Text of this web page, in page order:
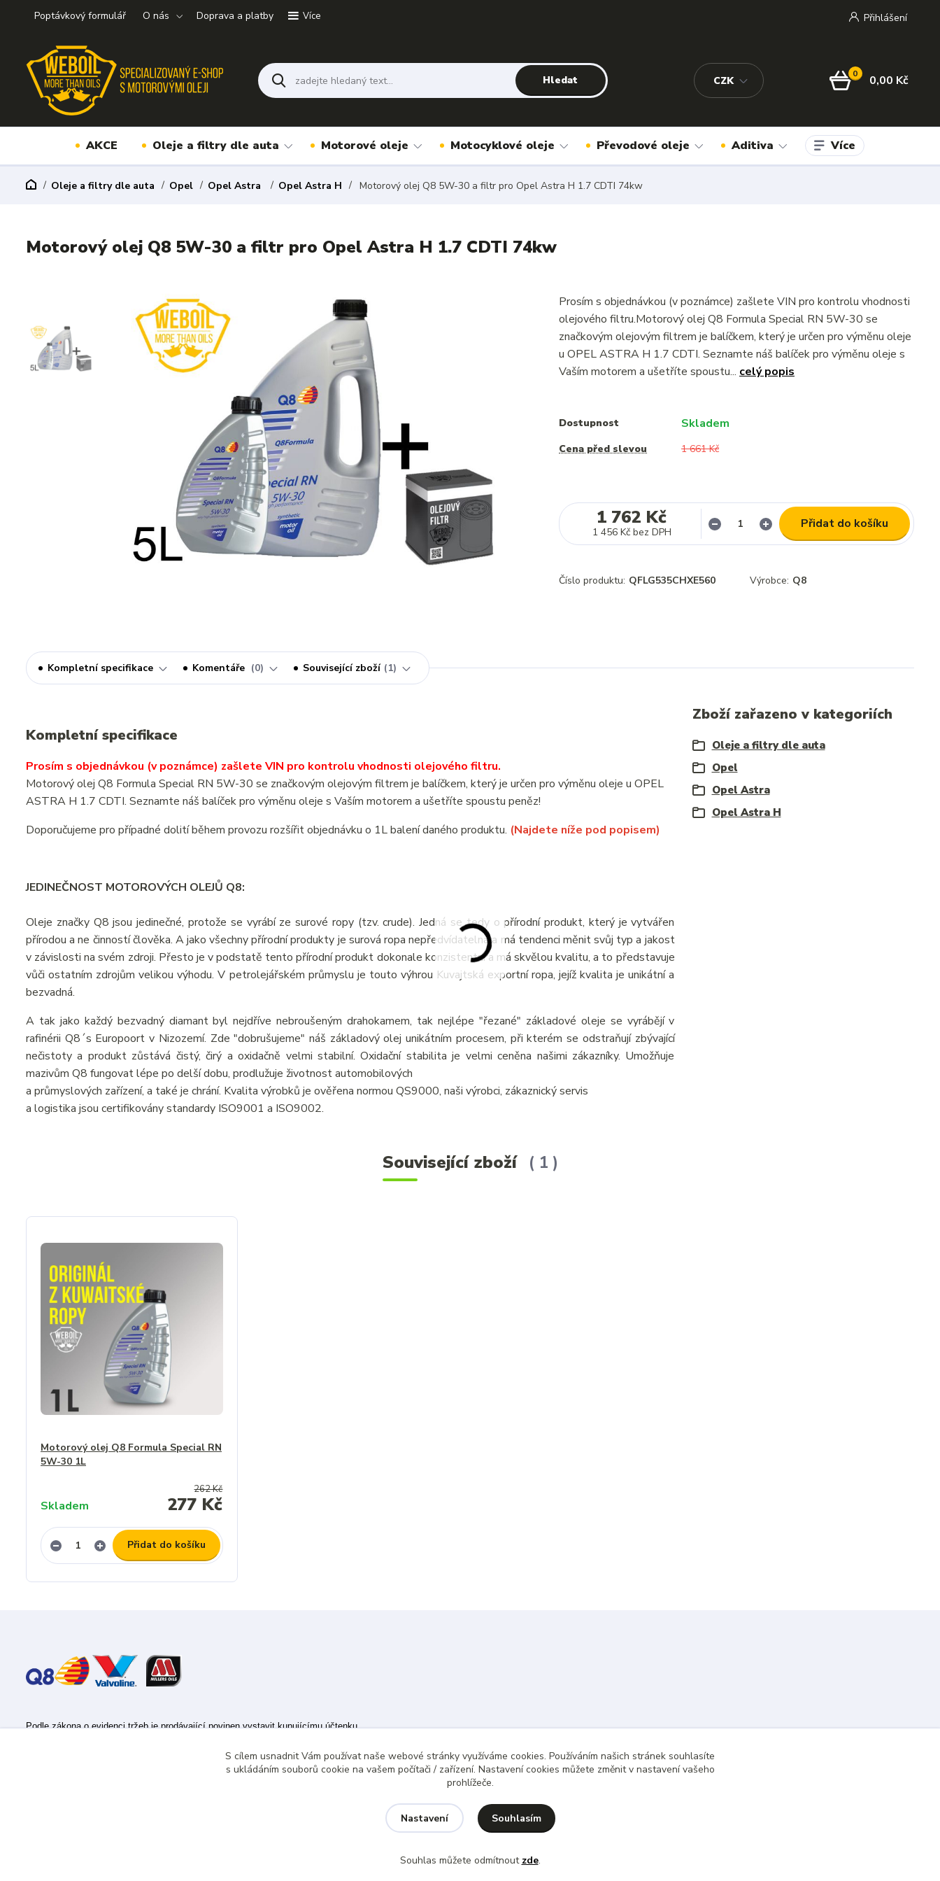
Poptávkový formulář O nás Doprava a platby Více
CZK
Přihlášení
Hledat 0 0,00 Kč
AKCE Oleje a filtry dle auta Motorové oleje Motocyklové oleje Převodové oleje Aditiva Více
Oleje a filtry dle auta Opel Opel Astra Opel Astra H Motorový olej Q8 5W-30 a filtr pro Opel Astra H 1.7 CDTI 74kw
Motorový olej Q8 5W-30 a filtr pro Opel Astra H 1.7 CDTI 74kw
Prosím s objednávkou (v poznámce) zašlete VIN pro kontrolu vhodnosti
olejového filtru.Motorový olej Q8 Formula Special RN 5W-30 se
značkovým olejovým filtrem je balíčkem, který je určen pro výměnu oleje
u OPEL ASTRA H 1.7 CDTI. Seznamte náš balíček pro výměnu oleje s
Vaším motorem a ušetříte spoustu... celý popis
Dostupnost Skladem
Cena před slevou 1 661 Kč
1 762 Kč
1 456 Kč bez DPH
Přidat do košíku
Číslo produktu: QFLG535CHXE560 Výrobce: Q8
Kompletní specifikace Komentáře 0 Související zboží 1
Kompletní specifikace
Prosím s objednávkou (v poznámce) zašlete VIN pro kontrolu vhodnosti olejového filtru.
Motorový olej Q8 Formula Special RN 5W-30 se značkovým olejovým filtrem je balíčkem, který je určen pro výměnu oleje u OPEL
ASTRA H 1.7 CDTI. Seznamte náš balíček pro výměnu oleje s Vaším motorem a ušetříte spoustu peněz!
Doporučujeme pro případné dolití během provozu rozšířit objednávku o 1L balení daného produktu. (Najdete níže pod popisem)
JEDINEČNOST MOTOROVÝCH OLEJŮ Q8:
Oleje značky Q8 jsou jedinečné, protože se vyrábí ze surové ropy (tzv. crude). Jedná se tedy o přírodní produkt, který je vytvářen
přírodou a ne činností člověka. A jako všechny přírodní produkty je surová ropa nepředvídatelná a má tendenci měnit svůj typ a jakost
v závislosti na svém zdroji. Přesto je v podstatě tento přírodní produkt dokonale konzistentní a má skvělou kvalitu, a to představuje
vůči ostatním zdrojům velikou výhodu. V petrolejářském průmyslu je touto výhrou Kuvajtská exportní ropa, jejíž kvalita je unikátní a
bezvadná.
A tak jako každý bezvadný diamant byl nejdříve nebroušeným drahokamem, tak nejlépe "řezané" základové oleje se vyrábějí v
rafinérii Q8´s Europoort v Nizozemí. Zde "dobrušujeme" náš základový olej unikátním procesem, při kterém se odstraňují zbývající
nečistoty a produkt zůstává čistý, čirý a oxidačně velmi stabilní. Oxidační stabilita je velmi ceněna našimi zákazníky. Umožňuje
mazivům Q8 fungovat lépe po delší dobu, prodlužuje životnost automobilových
a průmyslových zařízení, a také je chrání. Kvalita výrobků je ověřena normou QS9000, naši výrobci, zákaznický servis
a logistika jsou certifikovány standardy ISO9001 a ISO9002.
Zboží zařazeno v kategoriích
Oleje a filtry dle auta
Opel
Opel Astra
Opel Astra H
Související zboží 1
Motorový olej Q8 Formula Special RN
5W-30 1L
262 Kč
277 Kč
Skladem
Přidat do košíku
Podle zákona o evidenci tržeb je prodávající povinen vystavit kupujícímu účtenku.
Zároveň je povinen zaevidovat přijatou tržbu u správce daně online; v případě technického výpadku pak nejpozději do 48 hodin.
S cílem usnadnit Vám používat naše webové stránky využíváme cookies. Používáním našich stránek souhlasíte
s ukládáním souborů cookie na vašem počítači / zařízení. Nastavení cookies můžete změnit v nastavení vašeho
prohlížeče.
Nastavení Souhlasím
Souhlas můžete odmítnout zde.